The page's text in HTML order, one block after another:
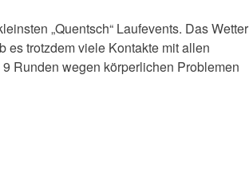
„Quentsch“ Laufevents. Das Wetter
es trotzdem viele Kontakte mit allen
Runden wegen körperlichen Problemen